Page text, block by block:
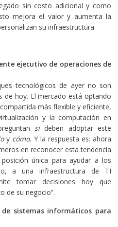
sin costo adicional y como
mejora el valor y aumenta la
su infraestructura.
ejecutivo de operaciones de
tecnológicos de ayer no son
de hoy. El mercado está optando
más flexible y eficiente,
y la computación en
sideben adoptar este
y cómo. Y la respuesta es: ahora
en reconocer esta tendencia
única para ayudar a los
a una infraestructura de TI
tomar decisiones hoy que
de su negocio”.
sistemas informáticos para